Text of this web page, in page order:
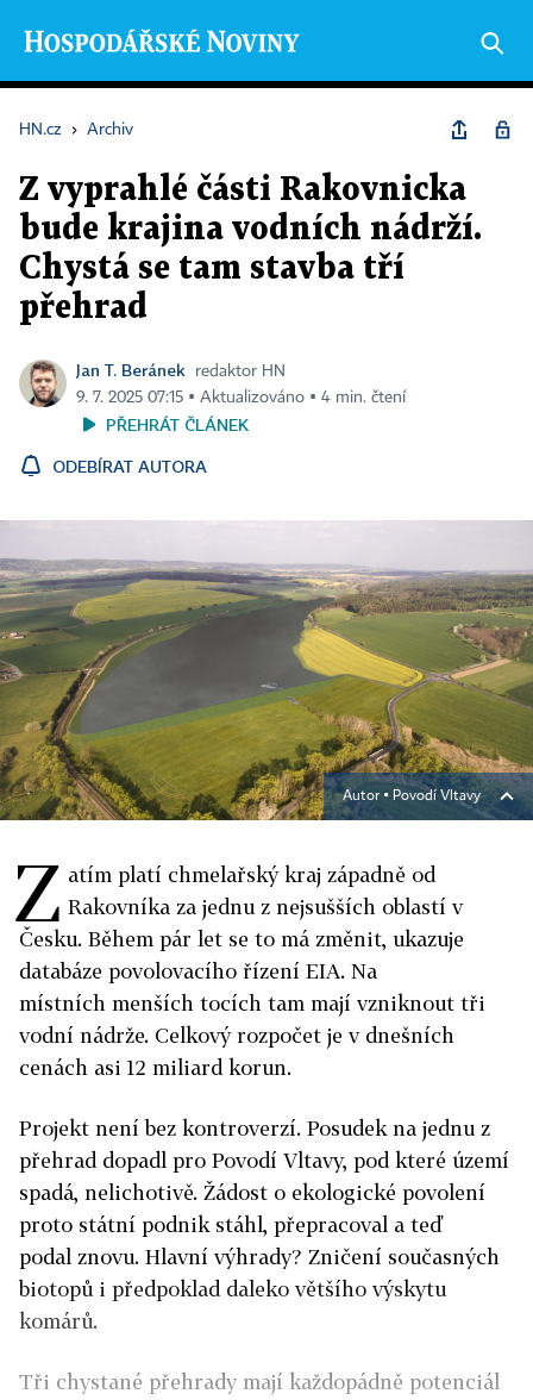
HN.cz › Archiv
Z vyprahlé části Rakovnicka
bude krajina vodních nádrží.
Chystá se tam stavba tří
přehrad
Jan T. Beránek
redaktor HN
9. 7. 2025 07:15 ▪ Aktualizováno ▪ 4 min. čtení
PŘEHRÁT ČLÁNEK
ODEBÍRAT AUTORA
Autor ▪ Povodí Vltavy
Z atím platí chmelařský kraj západně od
Rakovníka za jednu z nejsušších oblastí v
Česku. Během pár let se to má změnit, ukazuje
databáze povolovacího řízení EIA. Na
místních menších tocích tam mají vzniknout tři
vodní nádrže. Celkový rozpočet je v dnešních
cenách asi 12 miliard korun.
Projekt není bez kontroverzí. Posudek na jednu z
přehrad dopadl pro Povodí Vltavy, pod které území
spadá, nelichotivě. Žádost o ekologické povolení
proto státní podnik stáhl, přepracoval a teď
podal znovu. Hlavní výhrady? Zničení současných
biotopů i předpoklad daleko většího výskytu
komárů.
Tři chystané přehrady mají každopádně potenciál